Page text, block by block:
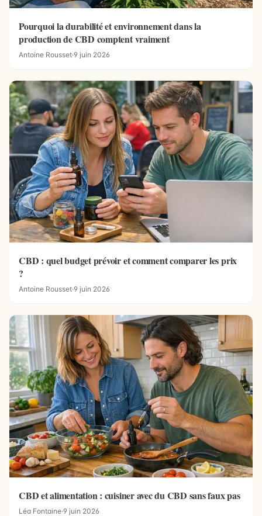
Pourquoi la durabilité et environnement dans la
production de CBD comptent vraiment
Antoine Rousset·9 juin 2026
CBD : quel budget prévoir et comment comparer les prix
?
Antoine Rousset·9 juin 2026
CBD et alimentation : cuisiner avec du CBD sans faux pas
Léa Fontaine·9 juin 2026